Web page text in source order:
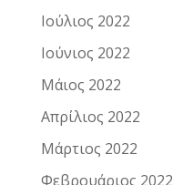
Ιούλιος 2022
Ιούνιος 2022
Μάιος 2022
Απρίλιος 2022
Μάρτιος 2022
Φεβρουάριος 2022